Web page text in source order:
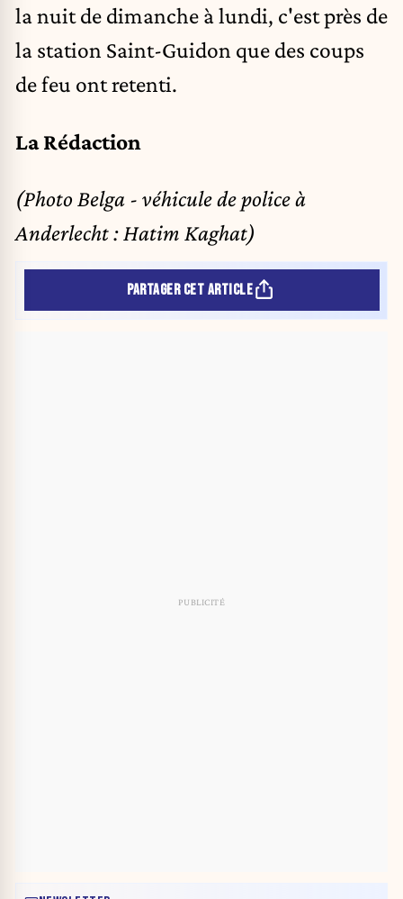
la nuit de dimanche à lundi, c'est près de
la station Saint-Guidon que des coups
de feu ont retenti.
La Rédaction
(Photo Belga - véhicule de police à
Anderlecht : Hatim Kaghat)
PARTAGER CET ARTICLE